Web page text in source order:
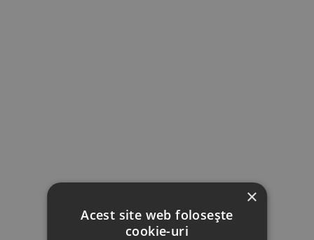
×
Acest site web folosește
cookie-uri